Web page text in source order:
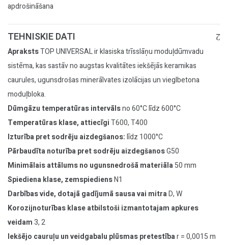
apdrošināšana
TEHNISKIE DATI
AprakstsTOP UNIVERSAL ir klasiska trīsslāņu moduļdūmvadu
sistēma, kas sastāv no augstas kvalitātes iekšējās keramikas
caurules, ugunsdrošas minerālvates izolācijas un vieglbetona
moduļbloka.
Dūmgāzu temperatūras intervālsno 60°C līdz 600°C
Temperatūras klase, attiecīgiT600, T400
Izturība pret sodrēju aizdegšanos:līdz 1000°C
Pārbaudīta noturība pret sodrēju aizdegšanosG50
Minimālais attālums no ugunsnedrošā materiāla50 mm
Spiediena klase, zemspiediensN1
Darbības vide, dotajā gadījumā sausa vai mitraD, W
Korozijnoturības klase atbilstoši izmantotajam apkures
veidam3, 2
Iekšējo cauruļu un veidgabalu plūsmas pretestībar = 0,0015 m